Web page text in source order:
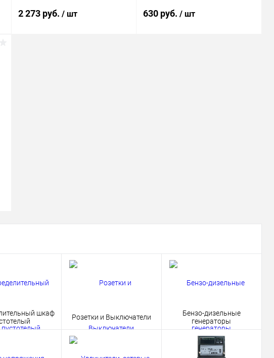
2 273 руб. / шт 630 руб./ шт
шкаф
Розетки и Выключатели
Бензо-дизельные
генераторы